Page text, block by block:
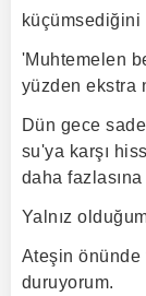
'Muhtemelen
yüzden ekstra
Dün gece
su'ya karşı
daha
Yalnız
Ateşin önünde
duruyorum.